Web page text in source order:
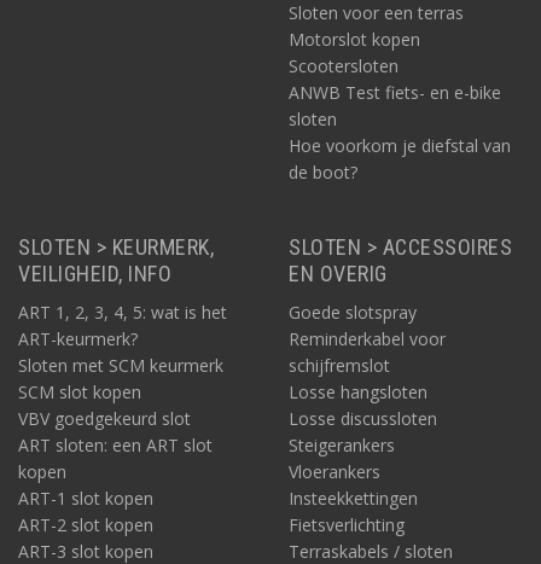
Sloten voor een terras
Motorslot kopen
Scootersloten
ANWB Test fiets- en e-bike
sloten
Hoe voorkom je diefstal van
de boot?
SLOTEN > KEURMERK,
VEILIGHEID, INFO
ART 1, 2, 3, 4, 5: wat is het
ART-keurmerk?
Sloten met SCM keurmerk
SCM slot kopen
VBV goedgekeurd slot
ART sloten: een ART slot
kopen
ART-1 slot kopen
ART-2 slot kopen
ART-3 slot kopen
SLOTEN > ACCESSOIRES
EN OVERIG
Goede slotspray
Reminderkabel voor
schijfremslot
Losse hangsloten
Losse discussloten
Steigerankers
Vloerankers
Insteekkettingen
Fietsverlichting
Terraskabels / sloten